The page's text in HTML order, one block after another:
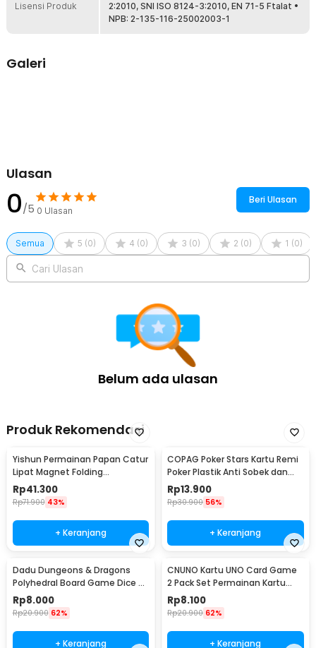
aman untuk anak-anak. Materialnya ringan namun kokoh,
memastikan mainan ini tahan lama dan dapat digunakan untuk
Lisensi Produk
2:2010, SNI ISO 8124-3:2010, EN 71-5 Ftalat •
NPB: 2-135-116-25002003-1
Galeri
Ulasan
0/5 0 Ulasan
Beri Ulasan
Semua 5 (0) 4 (0) 3 (0) 2 (0) 1 (0)
Cari Ulasan
Belum ada ulasan
Produk Rekomendasi
Yishun Permainan Papan Catur
Lipat Magnet Folding
Chessboard - YS-B1
Rp41.300
Rp71.900 43%
+ Keranjang
COPAG Poker Stars Kartu Remi
Poker Plastik Anti Sobek dan
Tahan Air
Rp13.900
Rp30.900 56%
+ Keranjang
Dadu Dungeons & Dragons
Polyhedral Board Game Dice 7
PCS
Rp8.000
Rp20.900 62%
+ Keranjang
CNUNO Kartu UNO Card Game
2 Pack Set Permainan Kartu
Seru - 839-19-3
Rp8.100
Rp20.900 62%
+ Keranjang